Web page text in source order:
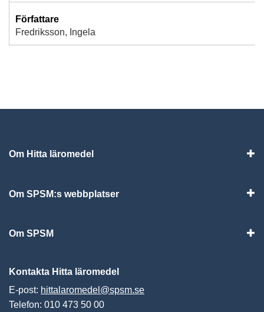
Författare
Fredriksson, Ingela
Om Hitta läromedel
Om SPSM:s webbplatser
Om SPSM
Kontakta Hitta läromedel
E-post: hittalaromedel@spsm.se
Telefon: 010 473 50 00